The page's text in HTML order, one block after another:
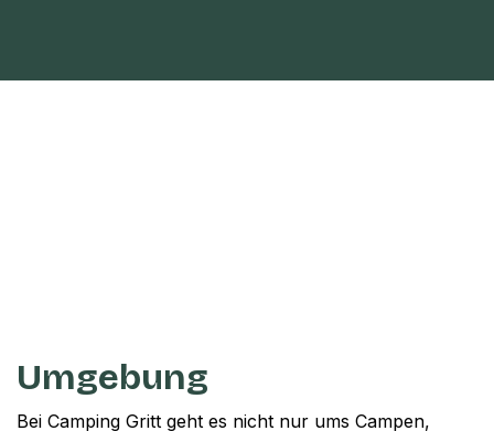
Umgebung
Bei Camping Gritt geht es nicht nur ums Campen,